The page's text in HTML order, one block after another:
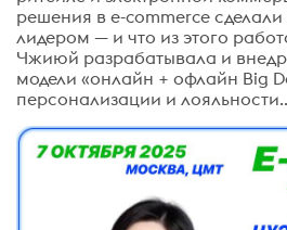
решения в e-commerce сделали
лидером — и что из этого
Чжиюй разрабатывала и
модели «онлайн + офлайн Big
персонализации и